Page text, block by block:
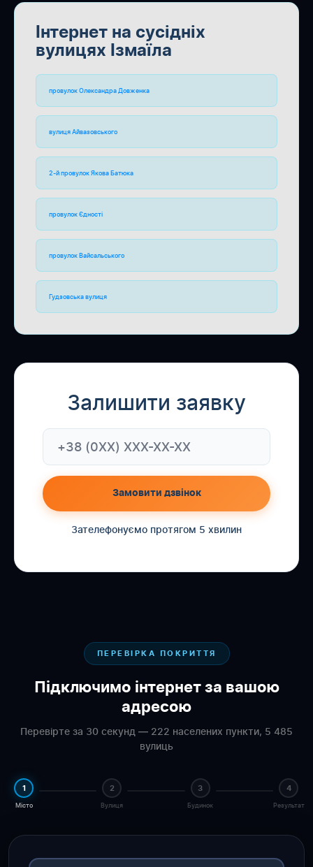
Інтернет на сусідніх
вулицях Ізмаїла
провулок Олександра Довженка
вулиця Айвазовського
2-й провулок Якова Батюка
провулок Єдності
провулок Вайсальського
Гудзовська вулиця
Залишити заявку
Замовити дзвінок
Зателефонуємо протягом 5 хвилин
ПЕРЕВІРКА ПОКРИТТЯ
Підключимо інтернет за вашою
адресою
Перевірте за 30 секунд — 222 населених пункти, 5 485
вулиць
1
Місто
2
Вулиця
3
Будинок
4
Результат